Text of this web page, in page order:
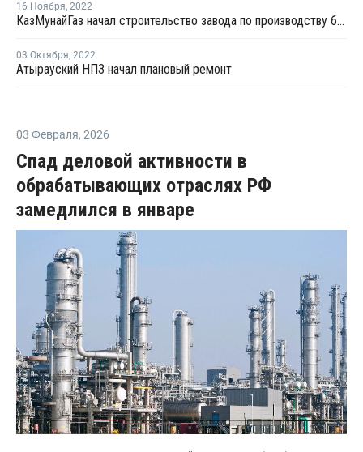
16 Ноября, 2022
КазМунайГаз начал строительство завода по производству бутадиена и синтетического каучука
03 Октября, 2022
Атырауский НПЗ начал плановый ремонт
03 Февраля, 2026
Спад деловой активности в
обрабатывающих отраслях РФ
замедлился в январе